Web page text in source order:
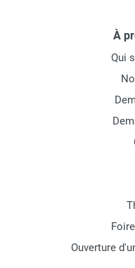
À
Qui
Ouverture